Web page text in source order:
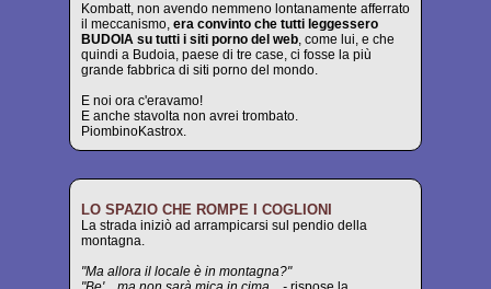
Kombatt, non avendo nemmeno lontanamente afferrato
il meccanismo, era convinto che tutti leggessero
BUDOIA su tutti i siti porno del web, come lui, e che
quindi a Budoia, paese di tre case, ci fosse la più
grande fabbrica di siti porno del mondo.
E noi ora c'eravamo!
E anche stavolta non avrei trombato.
PiombinoKastrox.
LO SPAZIO CHE ROMPE I COGLIONI
La strada iniziò ad arrampicarsi sul pendio della
montagna.
"Ma allora il locale è in montagna?"